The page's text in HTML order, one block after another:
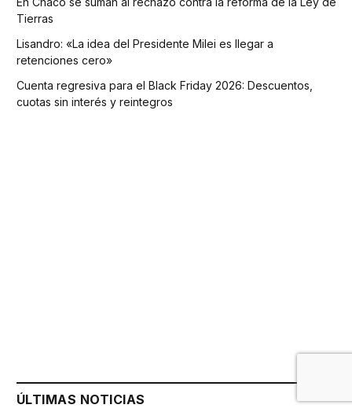
Tierras
Lisandro: «La idea del Presidente Milei es llegar a
retenciones cero»
Cuenta regresiva para el Black Friday 2026: Descuentos,
cuotas sin interés y reintegros
ÚLTIMAS NOTICIAS